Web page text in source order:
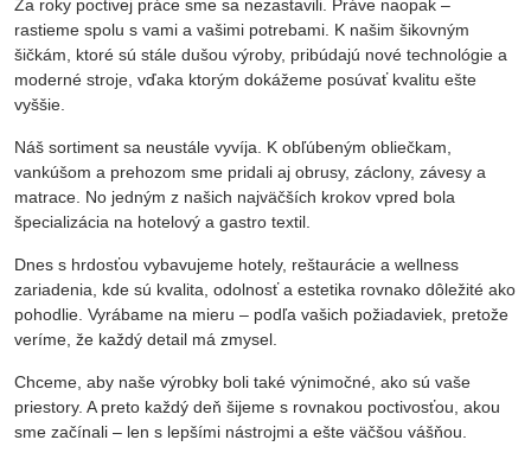
Za roky poctivej práce sme sa nezastavili. Práve naopak –
rastieme spolu s vami a vašimi potrebami. K našim šikovným
šičkám, ktoré sú stále dušou výroby, pribúdajú nové technológie a
moderné stroje, vďaka ktorým dokážeme posúvať kvalitu ešte
vyššie.
Náš sortiment sa neustále vyvíja. K obľúbeným obliečkam,
vankúšom a prehozom sme pridali aj obrusy, záclony, závesy a
matrace. No jedným z našich najväčších krokov vpred bola
špecializácia na hotelový a gastro textil.
Dnes s hrdosťou vybavujeme hotely, reštaurácie a wellness
zariadenia, kde sú kvalita, odolnosť a estetika rovnako dôležité ako
pohodlie. Vyrábame na mieru – podľa vašich požiadaviek, pretože
veríme, že každý detail má zmysel.
Chceme, aby naše výrobky boli také výnimočné, ako sú vaše
priestory. A preto každý deň šijeme s rovnakou poctivosťou, akou
sme začínali – len s lepšími nástrojmi a ešte väčšou vášňou.